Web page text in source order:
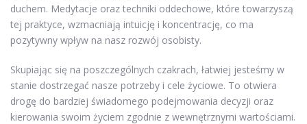
duchem. Medytacje oraz techniki oddechowe, które towarzyszą
tej praktyce, wzmacniają intuicję i koncentrację, co ma
pozytywny wpływ na nasz rozwój osobisty.
Skupiając się na poszczególnych czakrach, łatwiej jesteśmy w
stanie dostrzegać nasze potrzeby i cele życiowe. To otwiera
drogę do bardziej świadomego podejmowania decyzji oraz
kierowania swoim życiem zgodnie z wewnętrznymi wartościami.